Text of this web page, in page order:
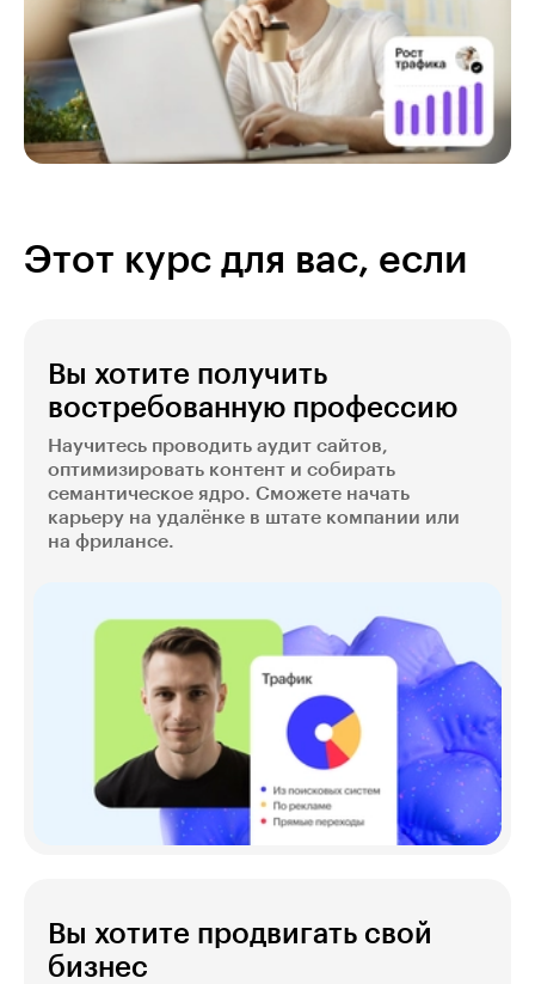
Этот курс для вас, если
Вы хотите получить
востребованную профессию
Научитесь проводить аудит сайтов,
оптимизировать контент и собирать
семантическое ядро. Сможете начать
карьеру на удалёнке в штате компании или
на фрилансе.
Вы хотите продвигать свой
бизнес